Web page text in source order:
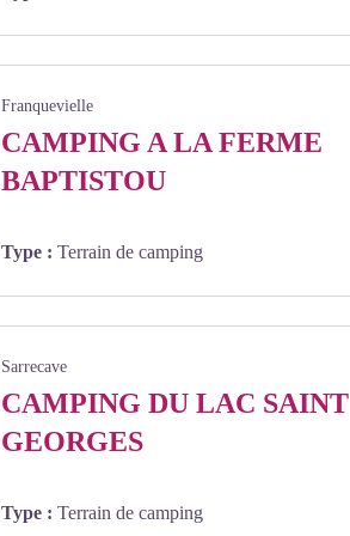
Franquevielle
CAMPING A LA FERME
BAPTISTOU
Type : Terrain de camping
Sarrecave
CAMPING DU LAC SAINT
GEORGES
Type : Terrain de camping